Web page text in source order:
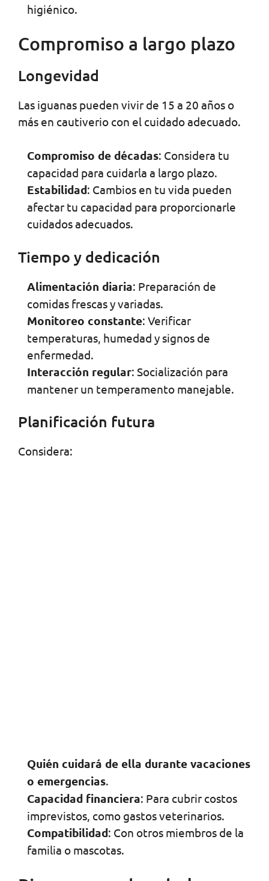
higiénico.
Compromiso a largo plazo
Longevidad
Las iguanas pueden vivir de 15 a 20 años o
más en cautiverio con el cuidado adecuado.
Compromiso de décadas: Considera tu
capacidad para cuidarla a largo plazo.
Estabilidad: Cambios en tu vida pueden
afectar tu capacidad para proporcionarle
cuidados adecuados.
Tiempo y dedicación
Alimentación diaria: Preparación de
comidas frescas y variadas.
Monitoreo constante: Verificar
temperaturas, humedad y signos de
enfermedad.
Interacción regular: Socialización para
mantener un temperamento manejable.
Planificación futura
Considera:
Quién cuidará de ella durante vacaciones
o emergencias.
Capacidad financiera: Para cubrir costos
imprevistos, como gastos veterinarios.
Compatibilidad: Con otros miembros de la
familia o mascotas.